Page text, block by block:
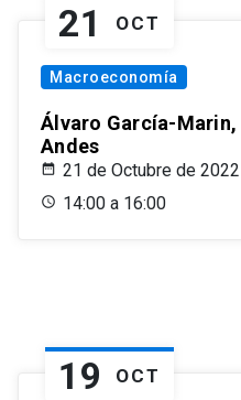
21 OCT
Macroeconomía
Álvaro García-
Andes
21 de Octubre de 2022
14:00 a 16:00
19 OCT